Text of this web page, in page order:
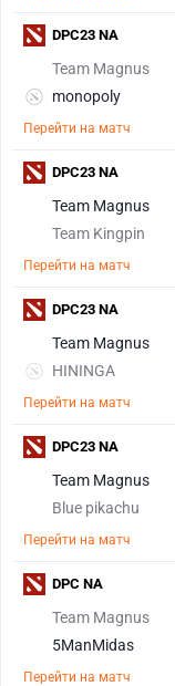
Team Magnus
monopoly
Перейти на матч
DPC23 NA
Team Magnus
Team Kingpin
Перейти на матч
DPC23 NA
Team Magnus
HININGA
Перейти на матч
DPC23 NA
Team Magnus
Blue pikachu
Перейти на матч
DPC23 NA
Team Magnus
5ManMidas
Перейти на матч
DPC NA